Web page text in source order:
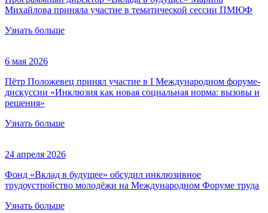
Михайлова приняла участие в тематической сессии ПМЮФ
Узнать больше
6 мая 2026
Пётр Положевец принял участие в I Международном форуме-
дискуссии «Инклюзия как новая социальная норма: вызовы и
решения»
Узнать больше
24 апреля 2026
Фонд «Вклад в будущее» обсудил инклюзивное
трудоустройство молодёжи на Международном Форуме труда
Узнать больше